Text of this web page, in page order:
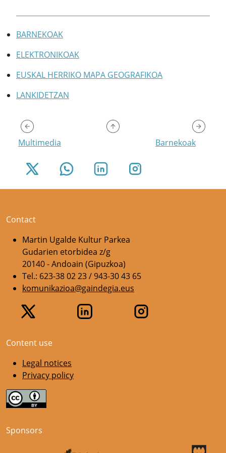
BARNEKOAK
ELEKTRONIKOAK
EUSKAL HERRIKO MAPA GEOGRAFIKOA
LANKIDETZAN
Multimedia Barnekoak
Contact
Martin Ugalde Kultur Parkea
Gudarien etorbidea z/g
20140 - Andoain (Gipuzkoa)
Tel.: 623-38 02 23 / 943-30 43 65
komunikazioa@gaindegia.eus
Content use
Legal notices
Privacy policy
Sponsors